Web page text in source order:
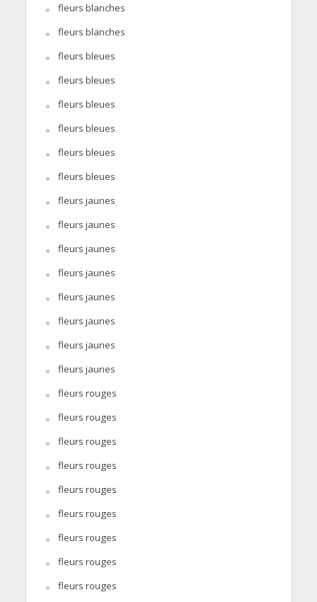
fleurs blanches
fleurs blanches
fleurs bleues
fleurs bleues
fleurs bleues
fleurs bleues
fleurs bleues
fleurs bleues
fleurs jaunes
fleurs jaunes
fleurs jaunes
fleurs jaunes
fleurs jaunes
fleurs jaunes
fleurs jaunes
fleurs jaunes
fleurs rouges
fleurs rouges
fleurs rouges
fleurs rouges
fleurs rouges
fleurs rouges
fleurs rouges
fleurs rouges
fleurs rouges